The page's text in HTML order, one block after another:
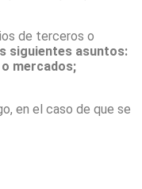
de terceros o
siguientes asuntos:
mercados;
en el caso de que se